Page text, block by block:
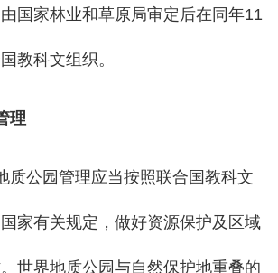
国家林业和草原局审定后在同年11
教科文组织。
理
质公园管理应当按照联合国教科文
家有关规定，做好资源保护及区域
世界地质公园与自然保护地重叠的